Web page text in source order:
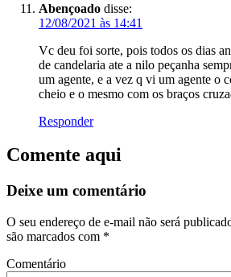
Abençoado disse:
12/08/2021 às 14:41
Vc deu foi sorte, pois todos os dias
de candelaria ate a nilo peçanha
um agente, e a vez q vi um agente o
cheio e o mesmo com os braços
Responder
Comente aqui
Deixe um comentário
O seu endereço de e-mail não será
são marcados com *
Comentário